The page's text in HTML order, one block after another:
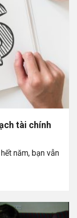
tài chính
năm, bạn vẫn